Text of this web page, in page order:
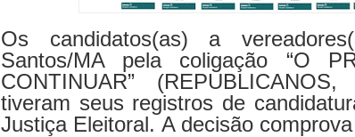
Os candidatos(as) a
Santos/MA pela coligação “O
CONTINUAR”
tiveram seus registros de
Justiça Eleitoral. A decisão